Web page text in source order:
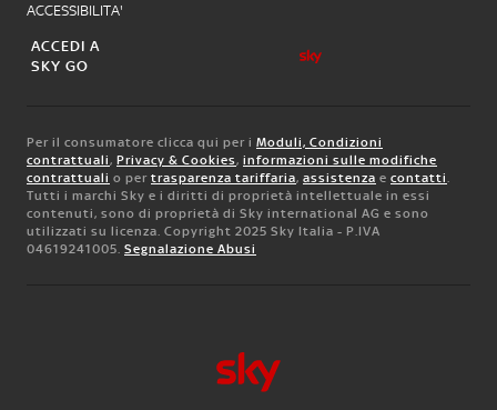
ACCESSIBILITA'
ACCEDI A
SKY GO
Per il consumatore clicca qui per i Moduli, Condizioni
contrattuali, Privacy & Cookies, informazioni sulle modifiche
contrattuali o per trasparenza tariffaria, assistenza e contatti.
Tutti i marchi Sky e i diritti di proprietà intellettuale in essi
contenuti, sono di proprietà di Sky international AG e sono
utilizzati su licenza. Copyright 2025 Sky Italia - P.IVA
04619241005. Segnalazione Abusi